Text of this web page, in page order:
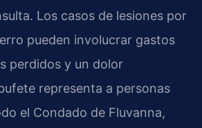
Los casos de lesiones por
pueden involucrar gastos
perdidos y un dolor
representa a personas
el Condado de Fluvanna,